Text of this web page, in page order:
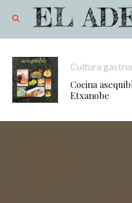
Cultura
Cocina
Etxanobe